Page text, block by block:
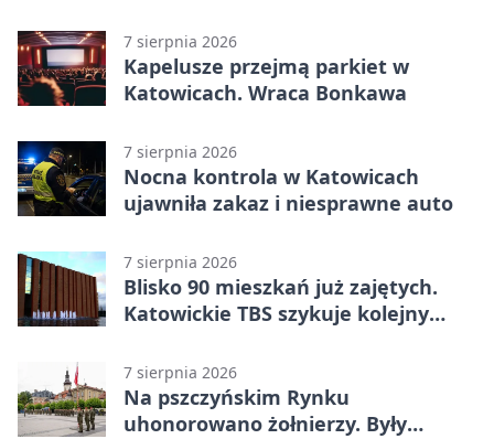
7 sierpnia 2026
Kapelusze przejmą parkiet w
Katowicach. Wraca Bonkawa
7 sierpnia 2026
Nocna kontrola w Katowicach
ujawniła zakaz i niesprawne auto
7 sierpnia 2026
Blisko 90 mieszkań już zajętych.
Katowickie TBS szykuje kolejny
7 sierpnia 2026
Na pszczyńskim Rynku
uhonorowano żołnierzy. Były